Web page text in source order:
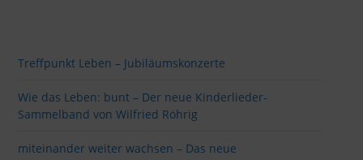
Treffpunkt Leben – Jubiläumskonzerte
Wie das Leben: bunt – Der neue Kinderlieder-
Sammelband von Wilfried Röhrig
miteinander weiter wachsen – Das neue